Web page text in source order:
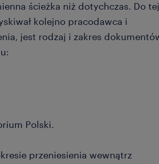
ścieżka niż dotychczas. Do tej
kolejno pracodawca i
jest rodzaj i zakres
Polski.
przeniesienia wewnątrz